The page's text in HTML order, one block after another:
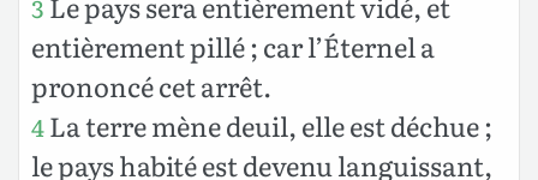
3
entièrement pillé ; car l’Éternel a
prononcé cet arrêt.
4La terre mène deuil, elle est déchue ;
le pays habité est devenu languissant,